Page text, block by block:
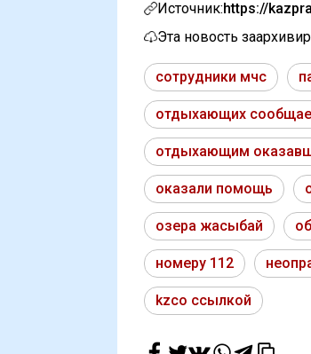
Источник:https://
Эта новость
сотрудники мчс
отдыхающих
отдыхающим
оказали помощь
озера жасыбай
номеру 112
kzсо ссылкой